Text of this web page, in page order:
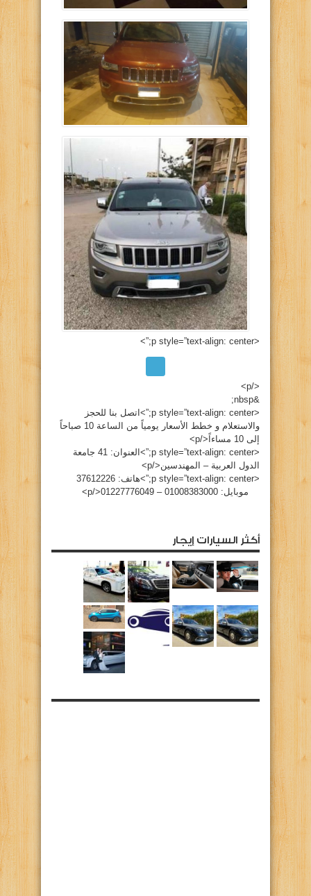
<p style=”text-align: center;”>
</p>
&nbsp;
<p style=”text-align: center;”>اتصل بنا للحجز
والاستعلام و خطط الأسعار يومياً من الساعة 10 صباحاً
إلى 10 مساءاً</p>
<p style=”text-align: center;”>العنوان: 41 جامعة
الدول العربية – المهندسين</p>
موبايل: 01008383000 – 01227776049</p>
أكثر السيارات إيجار